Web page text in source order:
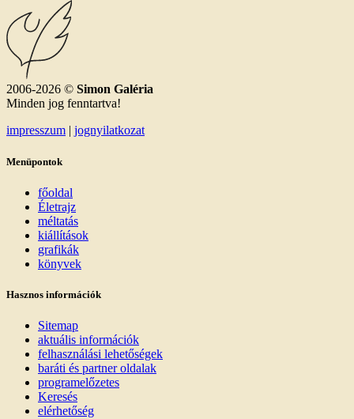
2006-2026 © Simon Galéria
Minden jog fenntartva!
impresszum | jognyilatkozat
Menüpontok
főoldal
Életrajz
méltatás
kiállítások
grafikák
könyvek
Hasznos információk
Sitemap
aktuális információk
felhasználási lehetőségek
baráti és partner oldalak
programelőzetes
Keresés
elérhetőség